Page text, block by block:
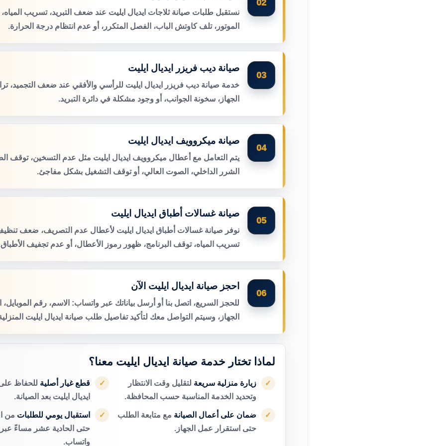
02
نستقبل طلبات صيانة ثلاجات ايديال ايليت عند ضعف التبريد، تسريب
الموتور، تلف كاوتش الباب، الفصل المتكرر، أو عدم انتظام درجة الحرارة.
03
صيانة ديب فريزر ايديال ايليت
خدمة صيانة ديب فريزر ايديال ايليت للرأسي والأفقي عند ضعف التجميد،
الجهاز، سخونة الجوانب، أو وجود مشكلة في دائرة التبريد.
04
صيانة ميكروويف ايديال ايليت
يتم التعامل مع أعطال ميكروويف ايديال ايليت مثل عدم التسخين، توقف
الشرر الداخلي، الصوت العالي، أو توقف التشغيل بشكل مفاجئ.
05
صيانة غسالات أطباق ايديال ايليت
نوفر صيانة غسالات أطباق ايديال ايليت لأعطال عدم التصريف، ضعف
تسريب المياه، توقف البرنامج، ظهور رموز الأعطال، أو عدم تجفيف
06
احجز صيانة ايديال ايليت الآن
للحجز السريع، اتصل بنا أو أرسل بياناتك عبر واتساب: الاسم، رقم
الجهاز، وسيتم التواصل معك لتأكيد تفاصيل طلب صيانة ايديال ايليت
لماذا تختار خدمة صيانة ايديال ايليت معنا؟
✓ زيارة منزلية سريعة لتقليل وقت الانتظار
وتحديد الخدمة المناسبة حسب المحافظة.
✓ قطع غيار أصلية للحفاظ
ايديال ايليت بعد الصيانة.
✓ ضمان على أعمال الصيانة مع متابعة الطلب
حتى استقرار عمل الجهاز.
✓ استقبال يومي للطلبات من
حتى الحادية عشر مساءً عبر
واتساب.